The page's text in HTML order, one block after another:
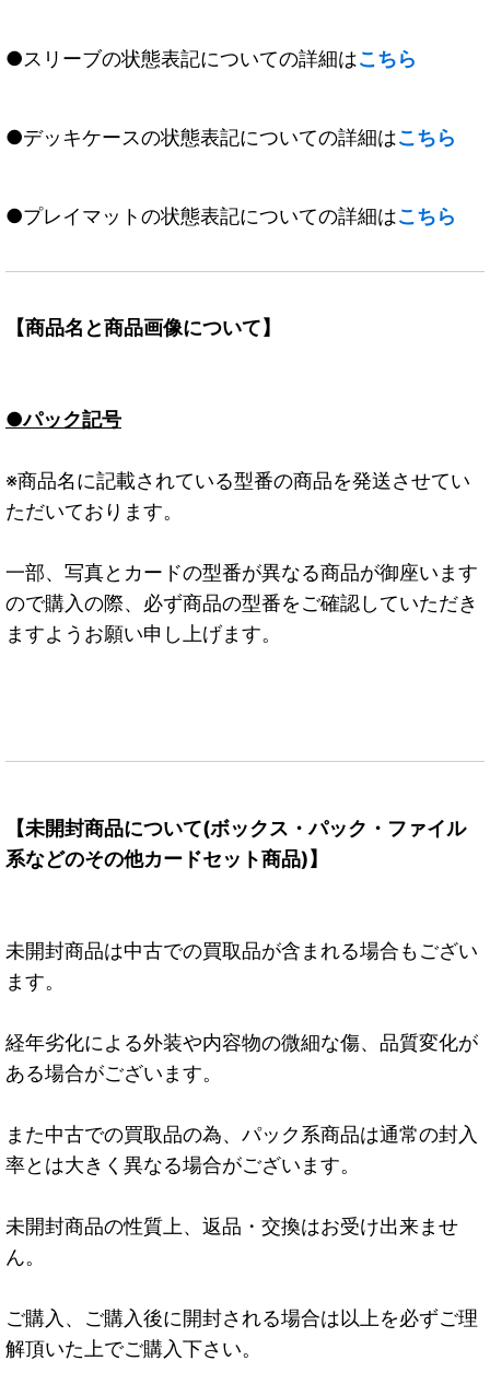
●スリーブの状態表記についての詳細はこちら
●デッキケースの状態表記についての詳細はこちら
●プレイマットの状態表記についての詳細はこちら
【商品名と商品画像について】
●パック記号
※商品名に記載されている型番の商品を発送させてい
ただいております。
一部、写真とカードの型番が異なる商品が御座います
ので購入の際、必ず商品の型番をご確認していただき
ますようお願い申し上げます。
【未開封商品について(ボックス・パック・ファイル
系などのその他カードセット商品)】
未開封商品は中古での買取品が含まれる場合もござい
ます。
経年劣化による外装や内容物の微細な傷、品質変化が
ある場合がございます。
また中古での買取品の為、パック系商品は通常の封入
率とは大きく異なる場合がございます。
未開封商品の性質上、返品・交換はお受け出来ませ
ん。
ご購入、ご購入後に開封される場合は以上を必ずご理
解頂いた上でご購入下さい。